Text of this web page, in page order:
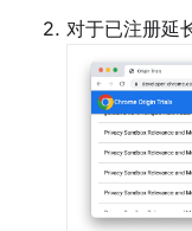
对于已注册延